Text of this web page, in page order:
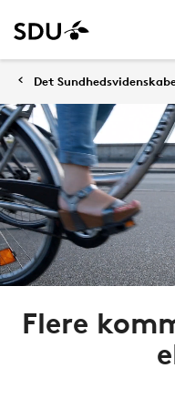
Det
Flere